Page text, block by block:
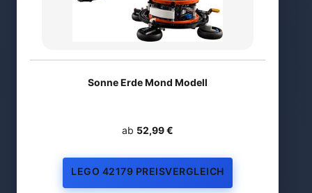
Sonne Erde Mond Modell
ab 52,99 €
LEGO 42179 PREISVERGLEICH